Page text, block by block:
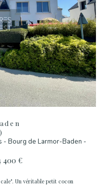
- Bourg de Larmor-Baden -
400 €
Un véritable petit cocon